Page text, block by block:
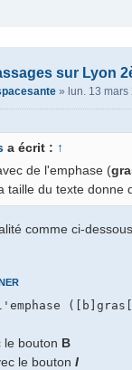
sur Lyon
»lun. 13 mars
a écrit : ↑
de l'emphase (
taille du texte donne
comme ci-
le bouton B
le bouton I